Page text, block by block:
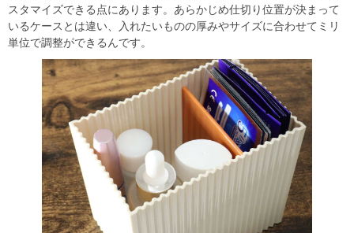
スタマイズできる点にあります。あらかじめ仕切り位置が決まって
いるケースとは違い、入れたいものの厚みやサイズに合わせてミリ
単位で調整ができるんです。